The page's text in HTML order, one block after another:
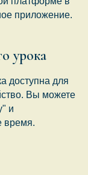
приложение.
урока
доступна для
Вы можете
и
время.